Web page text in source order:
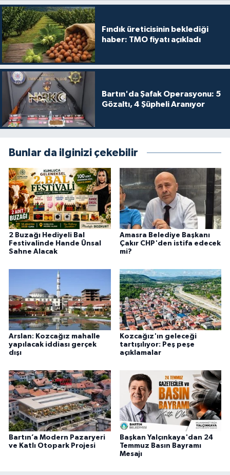
Fındık üreticisinin beklediği
haber: TMO fiyatı açıkladı
Bartın'da Şafak Operasyonu: 5
Gözaltı, 4 Şüpheli Aranıyor
Bunlar da ilginizi çekebilir
2 Buzağı Hediyeli Bal
Festivalinde Hande Ünsal
Sahne Alacak
Amasra Belediye Başkanı
Çakır CHP'den istifa edecek
mi?
Arslan: Kozcağız mahalle
yapılacak iddiası gerçek
dışı
Kozcağız'ın geleceği
tartışılıyor: Peş peşe
açıklamalar
Bartın’a Modern Pazaryeri
ve Katlı Otopark Projesi
Başkan Yalçınkaya'dan 24
Temmuz Basın Bayramı
Mesajı